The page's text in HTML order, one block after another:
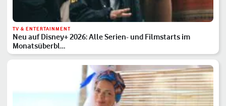
TV & ENTERTAINMENT
Neu auf Disney+ 2026: Alle Serien- und Filmstarts im
Monatsüberbl…